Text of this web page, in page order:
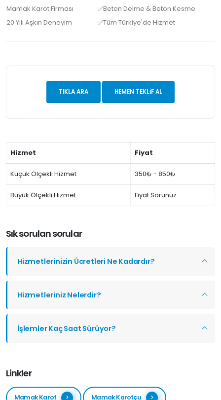
Mamak Karot Firması
✅Beton Delme & Beton Kesme
20 Yılı Aşkın Deneyim
✅Tüm Türkiye'de Hizmet
TIKLA ARA HEMEN TEKLIF AL
Hizmet Fiyat
Küçük Ölçekli Hizmet 350₺ - 850₺
Büyük Ölçekli Hizmet Fiyat Sorunuz
Sık sorulan sorular
Hizmetlerinizin Ücretleri Ne Kadardır?
Hizmetleriniz Nelerdir?
İşlemler Kaç Saat Sürüyor?
Linkler
Mamak Karot Mamak Karotçu